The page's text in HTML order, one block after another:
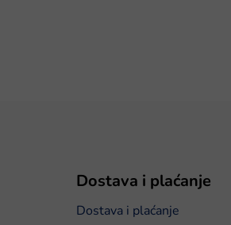
Dostava i plaćanje
Dostava i plaćanje